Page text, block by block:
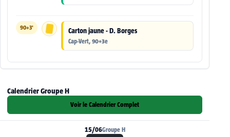
90+3' Carton jaune - D. Borges
Cap-Vert, 90+3e
Calendrier Groupe H
Voir le Calendrier Complet
15/06Groupe H